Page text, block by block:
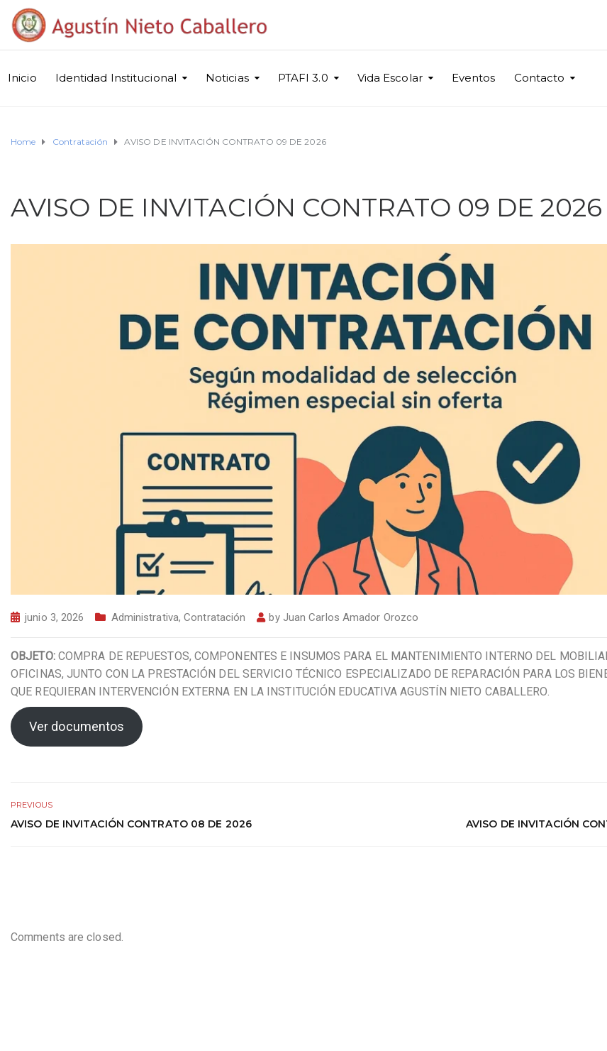
Inicio Identidad Institucional Noticias PTAFI 3.0 Vida Escolar Eventos Contacto
Home Contratación AVISO DE INVITACIÓN CONTRATO 09 DE 2026
AVISO DE INVITACIÓN CONTRATO 09 DE 2026
junio 3, 2026 Administrativa,Contratación by Juan Carlos Amador Orozco
OBJETO: COMPRA DE REPUESTOS, COMPONENTES E INSUMOS PARA EL MANTENIMIENTO INTERNO DEL
OFICINAS, JUNTO CON LA PRESTACIÓN DEL SERVICIO TÉCNICO ESPECIALIZADO DE REPARACIÓN PARA LOS
QUE REQUIERAN INTERVENCIÓN EXTERNA EN LA INSTITUCIÓN EDUCATIVA AGUSTÍN NIETO CABALLERO.
Ver documentos
PREVIOUS
AVISO DE INVITACIÓN CONTRATO 08 DE 2026 AVISO DE INVITACIÓN
Comments are closed.